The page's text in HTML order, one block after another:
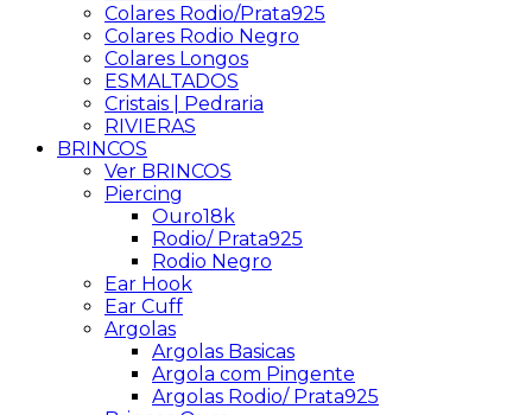
Colares Rodio/Prata925
Colares Rodio Negro
Colares Longos
ESMALTADOS
Cristais | Pedraria
RIVIERAS
BRINCOS
Ver BRINCOS
Piercing
Ouro18k
Rodio/ Prata925
Rodio Negro
Ear Hook
Ear Cuff
Argolas
Argolas Basicas
Argola com Pingente
Argolas Rodio/ Prata925